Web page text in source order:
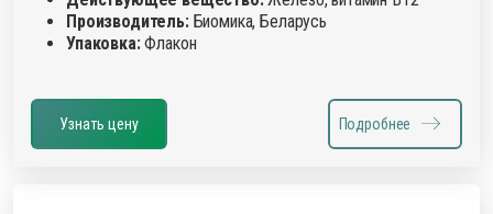
Производитель:Биомика, Беларусь
Упаковка:Флакон
Узнать цену Подробнее